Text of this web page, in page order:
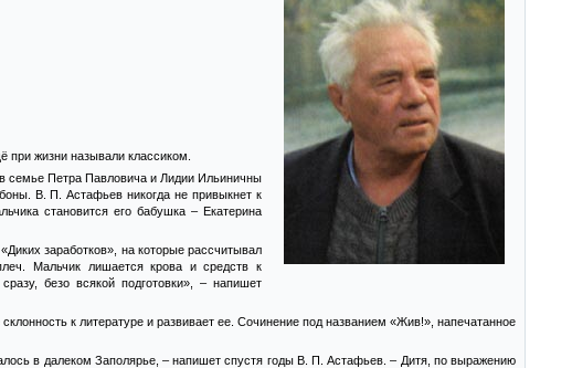
при жизни называли классиком.
семье Петра Павловича и Лидии Ильиничны
В. П. Астафьев никогда не привыкнет к
становится его бабушка – Екатерина
заработков», на которые рассчитывал
Мальчик лишается крова и средств к
безо всякой подготовки», – напишет
к литературе и развивает ее. Сочинение под названием «Жив!», напечатанное
в далеком Заполярье, – напишет спустя годы В. П. Астафьев. – Дитя, по выражению